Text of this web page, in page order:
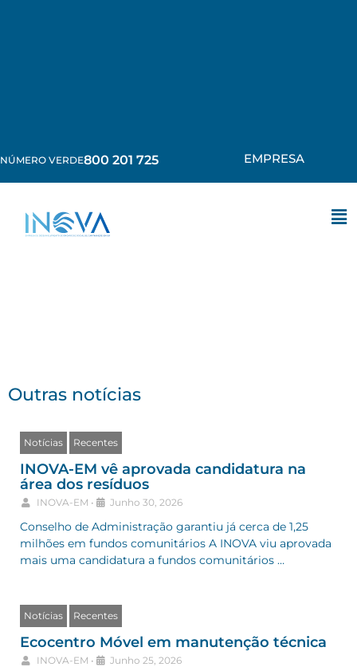
NÚMERO VERDE800 201 725 EMPRESA
Outras notícias
Notícias Recentes
INOVA-EM vê aprovada candidatura na
área dos resíduos
INOVA-EM • Junho 30, 2026
Conselho de Administração garantiu já cerca de 1,25
milhões em fundos comunitários A INOVA viu aprovada
mais uma candidatura a fundos comunitários …
Notícias Recentes
Ecocentro Móvel em manutenção técnica
INOVA-EM • Junho 25, 2026